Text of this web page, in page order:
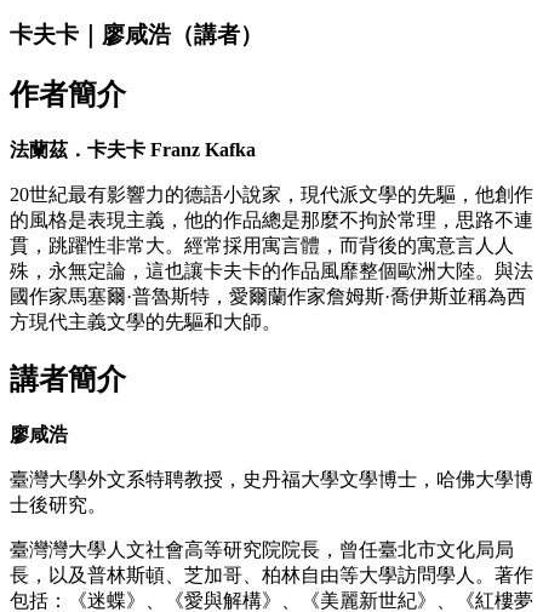
卡夫卡｜廖咸浩（講者）
作者簡介
法蘭茲．卡夫卡 Franz Kafka
20世紀最有影響力的德語小說家，現代派文學的先驅，他創作
的風格是表現主義，他的作品總是那麼不拘於常理，思路不連
貫，跳躍性非常大。經常採用寓言體，而背後的寓意言人人
殊，永無定論，這也讓卡夫卡的作品風靡整個歐洲大陸。與法
國作家馬塞爾·普魯斯特，愛爾蘭作家詹姆斯·喬伊斯並稱為西
方現代主義文學的先驅和大師。
講者簡介
廖咸浩
臺灣大學外文系特聘教授，史丹福大學文學博士，哈佛大學博
士後研究。
臺灣灣大學人文社會高等研究院院長，曾任臺北市文化局局
長，以及普林斯頓、芝加哥、柏林自由等大學訪問學人。著作
包括：《迷蝶》、《愛與解構》、《美麗新世紀》、《紅樓夢